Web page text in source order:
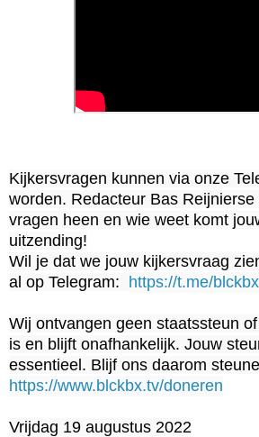
Kijkersvragen kunnen via onze
worden. Redacteur Bas
vragen heen en wie weet komt
uitzending!
Wil je dat we jouw kijkersvraag
al op Telegram: https://t.me/
Wij ontvangen geen staatssteun
is en blijft onafhankelijk. Jouw
essentieel. Blijf ons daarom
https://www.blckbx.tv/doneren
Vrijdag 19 augustus 2022